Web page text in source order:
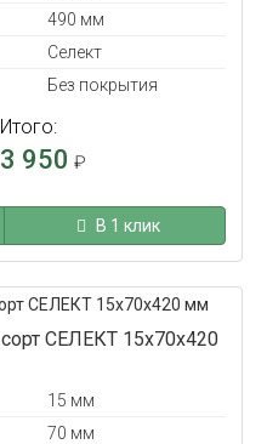
490 мм
Селект
Без покрытия
Итого:
3 950 ₽
В 1 клик
СЕЛЕКТ 15x70x420
15 мм
70 мм